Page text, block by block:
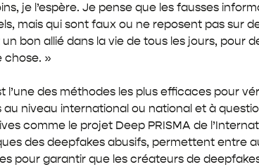
je l’espère. Je pense que les fausses
mais qui sont faux ou ne reposent pas sur
bon allié dans la vie de tous les jours, pour
chose. »
des méthodes les plus efficaces pour
niveau international ou national et à
comme le projet Deep PRISMA de
des deepfakes abusifs, permettent entre
pour garantir que les créateurs de